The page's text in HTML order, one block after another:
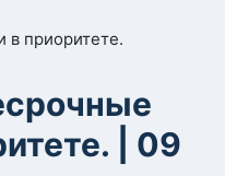
в приоритете.
| 09